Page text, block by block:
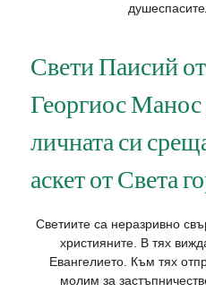
Свети Паисий
Георгиос Манос
личната си
аскет от Света
Светиите са неразривно
християните. В тях
Евангелието. Към тях
молим за